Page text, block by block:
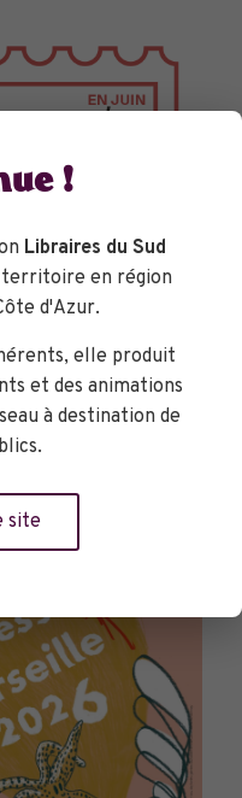
!
Libraires du Sud
territoire en région
d'Azur.
elle produit
et des animations
à destination de
site